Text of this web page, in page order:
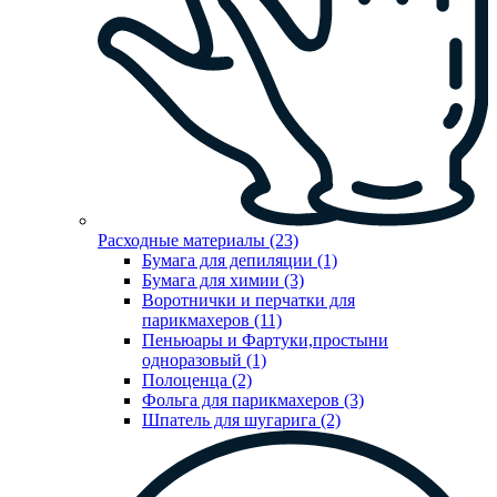
Расходные материалы (23)
Бумага для депиляции (1)
Бумага для химии (3)
Воротнички и перчатки для
парикмахеров (11)
Пеньюары и Фартуки,простыни
одноразовый (1)
Полоценца (2)
Фольга для парикмахеров (3)
Шпатель для шугарига (2)